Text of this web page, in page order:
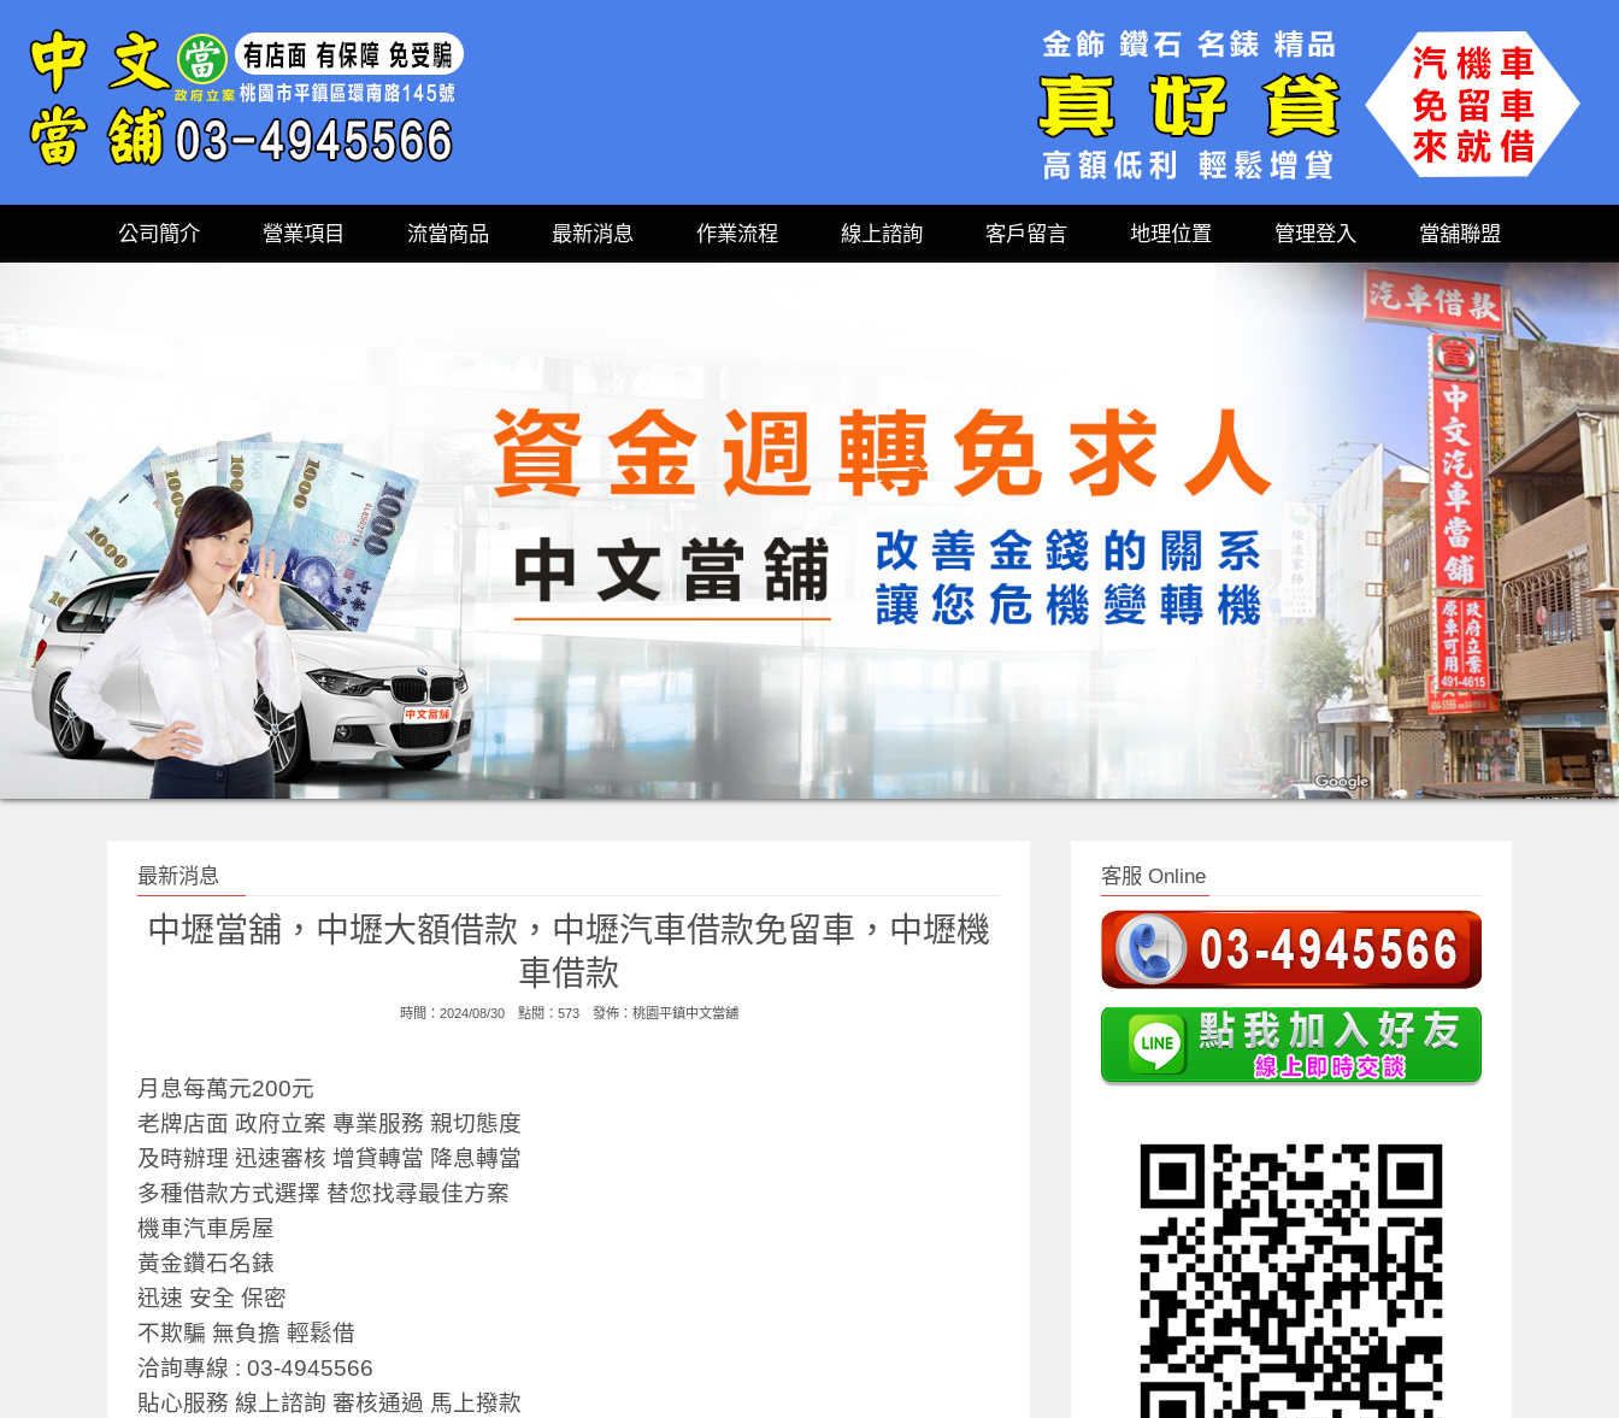
公司簡介 營業項目 流當商品 最新消息 作業流程 線上諮詢 客戶留言 地理位置 管理登入 當舖聯盟
最新消息
中壢當舖，中壢大額借款，中壢汽車借款免留車，中壢機
車借款
時間：2024/08/30 點閱：573 發佈： 桃園平鎮中文當舖
月息每萬元200元
老牌店面 政府立案 專業服務 親切態度
及時辦理 迅速審核 增貸轉當 降息轉當
多種借款方式選擇 替您找尋最佳方案
機車汽車房屋
黃金鑽石️名錶
迅速 安全 保密
不欺騙 無負擔 輕鬆借
洽詢專線 : 03-4945566
貼心服務 線上諮詢 審核通過 馬上撥款
客服 Online